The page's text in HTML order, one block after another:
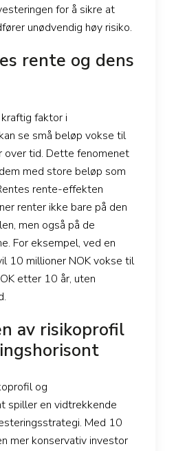
for å sikre at
unødvendig høy risiko.
rente og dens
faktor i
se små beløp vokse til
over tid. Dette fenomenet
med store beløp som
rente-effekten
renter ikke bare på den
men også på de
For eksempel, ved en
10 millioner NOK vokse til
etter 10 år, uten
av risikoprofil
og
spiller en vidtrekkende
Med 10
mer konservativ investor